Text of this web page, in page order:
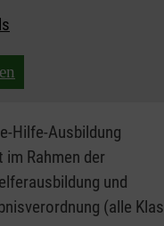
Hilfe-Ausbildung
im Rahmen der
und
(alle